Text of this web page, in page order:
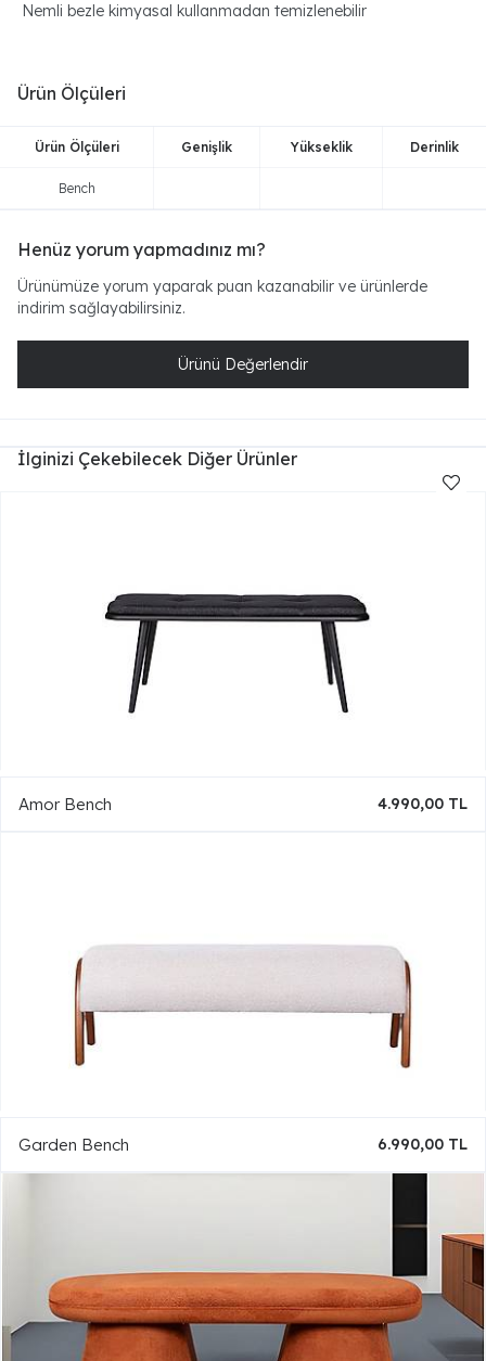
Nemli bezle kimyasal kullanmadan temizlenebilir
Ürün Ölçüleri
Ürün Ölçüleri Genişlik Yükseklik Derinlik
Bench
Henüz yorum yapmadınız mı?
Ürünümüze yorum yaparak puan kazanabilir ve ürünlerde
indirim sağlayabilirsiniz.
Ürünü Değerlendir
İlginizi Çekebilecek Diğer Ürünler
Amor Bench 4.990,00 TL
Garden Bench 6.990,00 TL